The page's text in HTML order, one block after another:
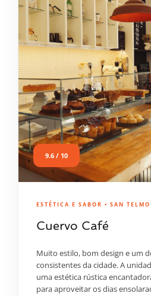
9.6 / 10
ESTÉTICA E SABOR • SAN TELMO
Cuervo Café
Muito estilo, bom design e um
consistentes da cidade. A
uma estética rústica
para aproveitar os dias